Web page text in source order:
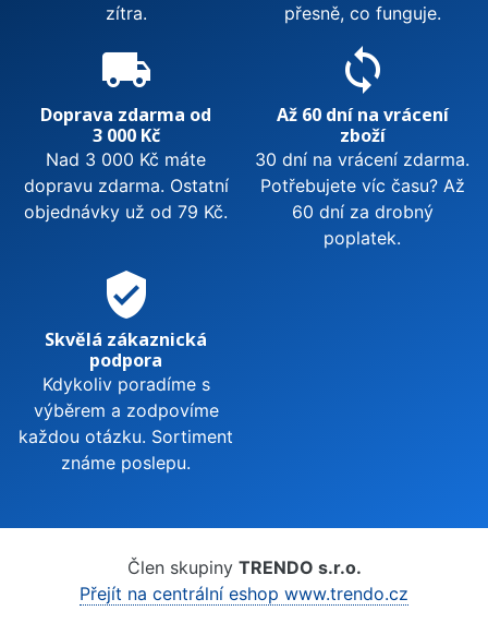
zítra.
přesně, co funguje.
local_shipping
Doprava zdarma od
3 000 Kč
Nad 3 000 Kč máte
dopravu zdarma. Ostatní
objednávky už od 79 Kč.
sync
Až 60 dní na vrácení
zboží
30 dní na vrácení zdarma.
Potřebujete víc času? Až
60 dní za drobný
poplatek.
verified_user
Skvělá zákaznická
podpora
Kdykoliv poradíme s
výběrem a zodpovíme
každou otázku. Sortiment
známe poslepu.
Člen skupiny TRENDO s.r.o.
Přejít na centrální eshop www.trendo.cz